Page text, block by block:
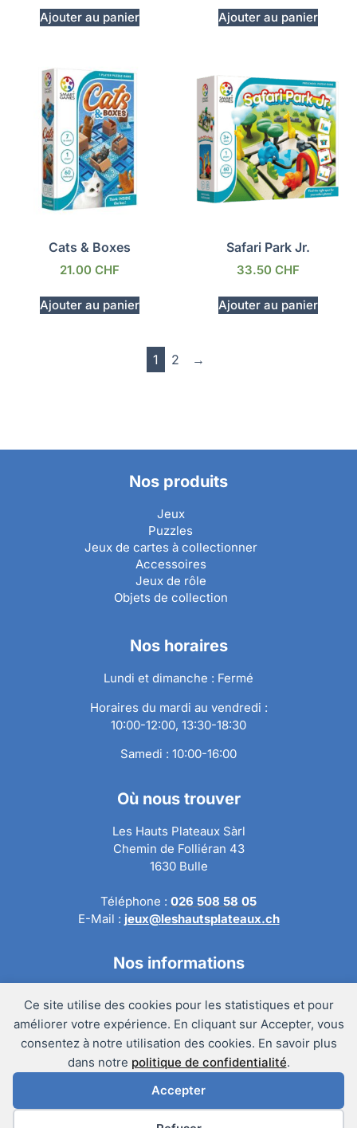
Ce site utilise des cookies pour les statistiques et pour
améliorer votre expérience. En cliquant sur Accepter, vous
consentez à notre utilisation des cookies. En savoir plus
dans notre politique de confidentialité.
Accepter
Ajouter au panier Ajouter au panier
Cats & Boxes
21.00 CHF
Ajouter au panier
Safari Park Jr.
33.50 CHF
Ajouter au panier
1 2 →
Nos produits
Jeux
Puzzles
Jeux de cartes à collectionner
Accessoires
Jeux de rôle
Objets de collection
Nos horaires
Lundi et dimanche : Fermé
Horaires du mardi au vendredi :
10:00-12:00, 13:30-18:30
Samedi : 10:00-16:00
Où nous trouver
Les Hauts Plateaux Sàrl
Chemin de Folliéran 43
1630 Bulle
Téléphone : 026 508 58 05
E-Mail : jeux@leshautsplateaux.ch
Nos informations
Politique de confidentialité
Politique de retour
Mentions légales
@Copyright 2024 – Les Hauts Plateaux Sàrl